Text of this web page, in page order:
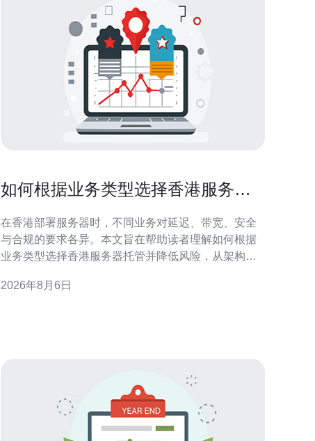
如何根据业务类型选择香港服务器
在香港部署服务器时，不同业务对延迟、带宽、安全
与合规的要求各异。本文旨在帮助读者理解如何根据
业务类型选择香港服务器托管并降低风险，从架构、
与需求分类概述 先把业务按特性分组：电商、金融支
2026年8月6日